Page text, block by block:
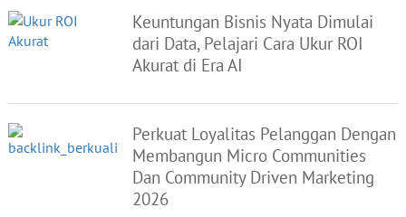
Keuntungan Bisnis Nyata Dimulai
dari Data, Pelajari Cara Ukur ROI
Akurat di Era AI
Perkuat Loyalitas Pelanggan Dengan
Membangun Micro Communities
Dan Community Driven Marketing
2026